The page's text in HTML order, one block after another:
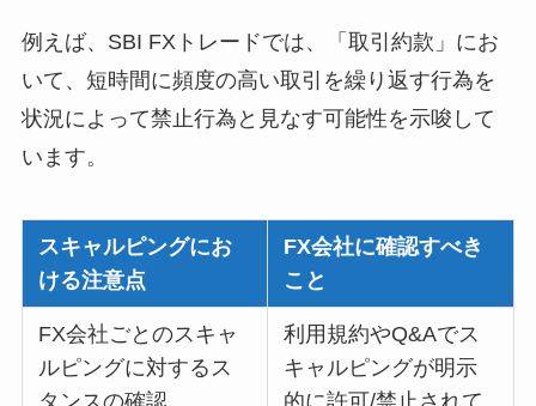
例えば、SBI FXトレードでは、「取引約款」にお
いて、短時間に頻度の高い取引を繰り返す行為を
状況によって禁止行為と見なす可能性を示唆して
います。
スキャルピングにお
ける注意点
FX会社に確認すべき
こと
FX会社ごとのスキャ
ルピングに対するス
タンスの確認
利用規約やQ&Aでス
キャルピングが明示
的に許可/禁止されて